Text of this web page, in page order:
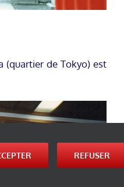
(quartier de Tokyo) est
REFUSER